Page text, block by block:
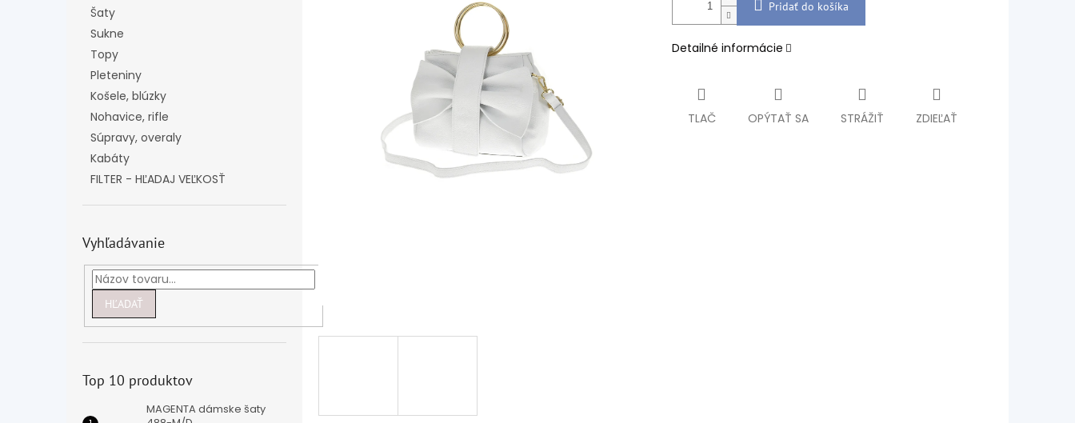
Šaty
Sukne
Topy
Pleteniny
Košele, blúzky
Nohavice, rifle
Súpravy, overaly
Kabáty
FILTER - HĽADAJ VEĽKOSŤ
Vyhľadávanie
HĽADAŤ
Top 10 produktov
MAGENTA dámske šaty
Pridať do košíka
Detailné informácie
TLAČ OPÝTAŤ SA STRÁŽIŤ ZDIEĽAŤ